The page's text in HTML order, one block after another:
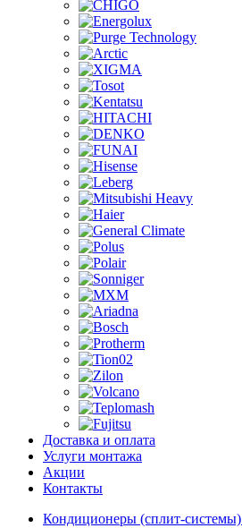
Доставка и оплата
Услуги монтажа
Акции
Контакты
Кондиционеры (сплит-системы)